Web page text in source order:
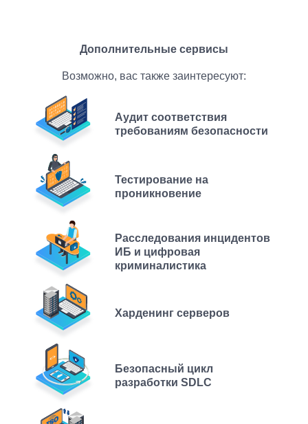
Дополнительные сервисы
Возможно, вас также заинтересуют:
Аудит соответствия
требованиям безопасности
Тестирование на
проникновение
Расследования инцидентов
ИБ и цифровая
криминалистика
Харденинг серверов
Безопасный цикл
разработки SDLC